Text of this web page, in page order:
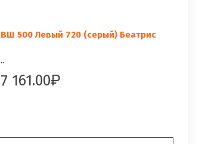
ВШ 500 Левый 720 (серый) Беатрис
..
7 161.00